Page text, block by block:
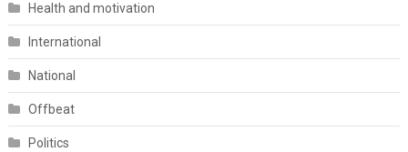
Health and motivation
International
National
Offbeat
Politics